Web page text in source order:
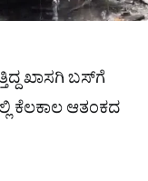
ಖಾಸಗಿ ಬಸ್‌ಗೆ
ಕೆಲಕಾಲ ಆತಂಕದ